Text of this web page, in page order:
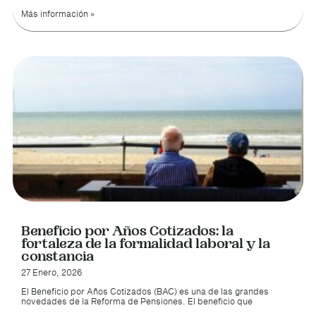
Más información »
Beneficio por Años Cotizados: la
fortaleza de la formalidad laboral y la
constancia
27 Enero, 2026
El Beneficio por Años Cotizados (BAC) es una de las grandes
novedades de la Reforma de Pensiones. El beneficio que